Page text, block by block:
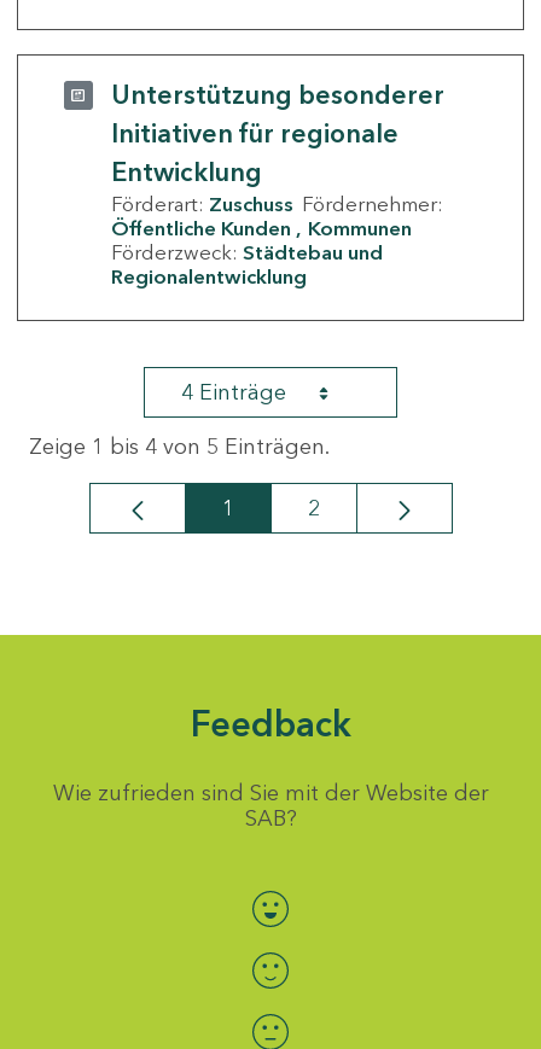
Unterstützung besonderer
Initiativen für regionale
Entwicklung
Förderart: Zuschuss Fördernehmer:
Öffentliche Kunden
Kommunen
Förderzweck: Städtebau und
Regionalentwicklung
4 Einträge
Zeige 1 bis 4 von 5 Einträgen.
Seite
1 Seite
2
Feedback
Wie zufrieden sind Sie mit der Website der
SAB?
Bewertung auswählen